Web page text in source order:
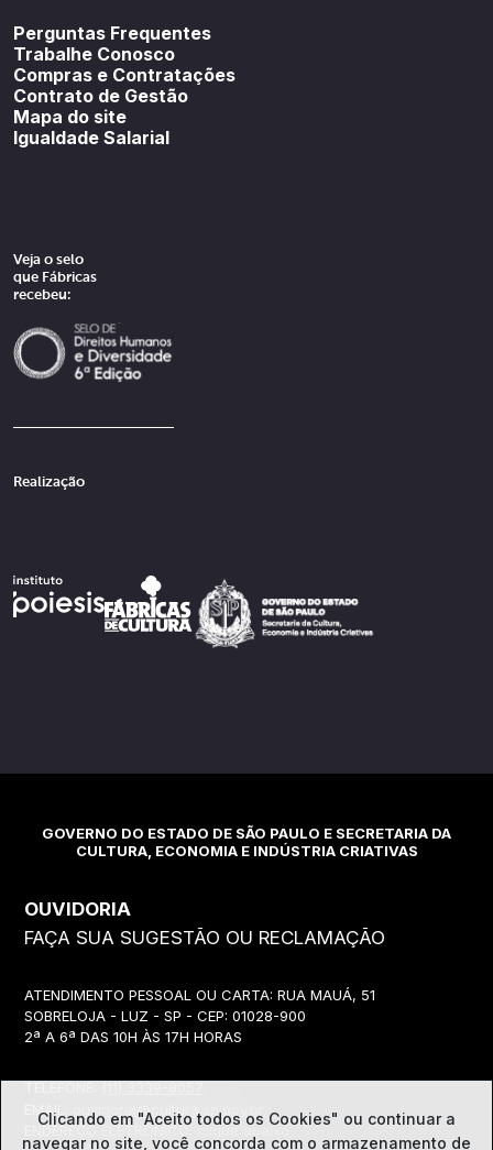
Perguntas Frequentes
Trabalhe Conosco
Compras e Contratações
Contrato de Gestão
Mapa do site
Igualdade Salarial
Veja o selo
que Fábricas
recebeu:
Realização
GOVERNO DO ESTADO DE SÃO PAULO E SECRETARIA DA
CULTURA, ECONOMIA E INDÚSTRIA CRIATIVAS
OUVIDORIA
FAÇA SUA SUGESTÃO OU RECLAMAÇÃO
ATENDIMENTO PESSOAL OU CARTA: RUA MAUÁ, 51
SOBRELOJA - LUZ - SP - CEP: 01028-900
2ª A 6ª DAS 10H ÀS 17H HORAS
EMAIL:
ouvidoria@cultura.sp.gov.br
ENDEREÇO ELETRÔNICO: clique abaixo
Clicando em "Aceito todos os Cookies" ou continuar a
navegar no site, você concorda com o armazenamento de